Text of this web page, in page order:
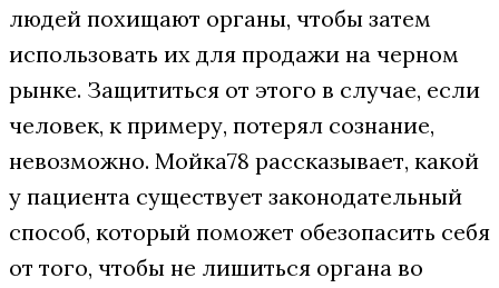
людей похищают органы, чтобы затем
использовать их для продажи на черном
рынке. Защититься от этого в случае, если
человек, к примеру, потерял сознание,
невозможно. Мойка78 рассказывает, какой
у пациента существует законодательный
способ, который поможет обезопасить себя
от того, чтобы не лишиться органа во